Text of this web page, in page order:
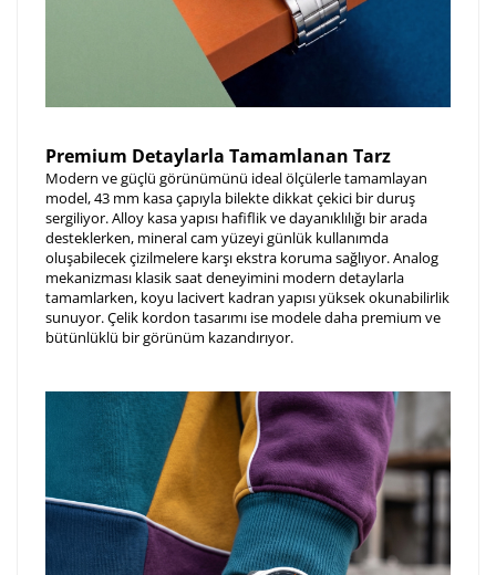
Premium Detaylarla Tamamlanan Tarz
Modern ve güçlü görünümünü ideal ölçülerle tamamlayan
model, 43 mm kasa çapıyla bilekte dikkat çekici bir duruş
sergiliyor. Alloy kasa yapısı hafiflik ve dayanıklılığı bir arada
desteklerken, mineral cam yüzeyi günlük kullanımda
oluşabilecek çizilmelere karşı ekstra koruma sağlıyor. Analog
mekanizması klasik saat deneyimini modern detaylarla
tamamlarken, koyu lacivert kadran yapısı yüksek okunabilirlik
sunuyor. Çelik kordon tasarımı ise modele daha premium ve
bütünlüklü bir görünüm kazandırıyor.